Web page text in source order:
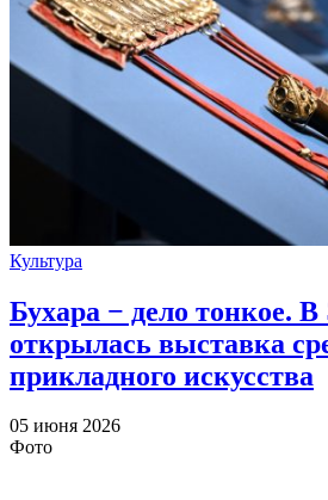
Культура
Бухара − дело тонкое.
открылась выставка
прикладного искусства
05 июня 2026
Фото